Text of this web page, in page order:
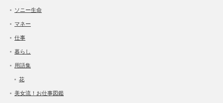
ソニー生命
マネー
仕事
暮らし
用語集
花
美女流！お仕事図鑑